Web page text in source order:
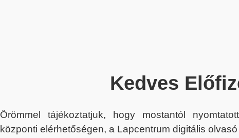
Kedves
Örömmel tájékoztatjuk, hogy mostantól
központi elérhetőségen, a Lapcentrum digitális